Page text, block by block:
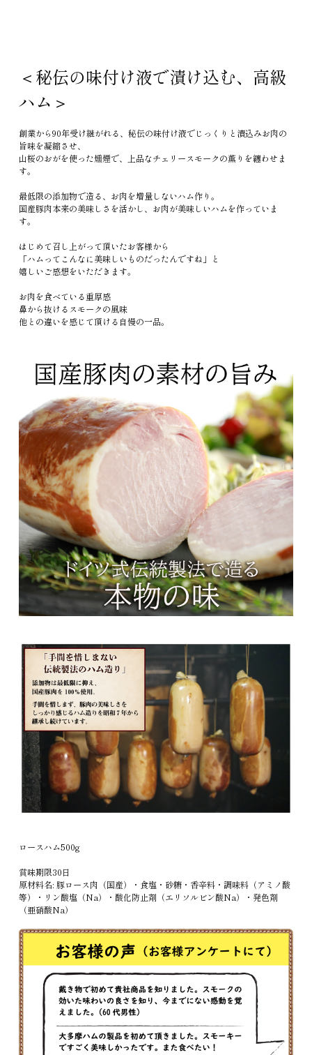
＜秘伝の味付け液で漬け込む、高級
ハム＞
創業から90年受け継がれる、秘伝の味付け液でじっくりと漬込みお肉の
旨味を凝縮させ、
山桜のおがを使った燻煙で、上品なチェリースモークの薫りを纏わせま
す。
最低限の添加物で造る、お肉を増量しないハム作り。
国産豚肉本来の美味しさを活かし、お肉が美味しいハムを作っていま
す。
はじめて召し上がって頂いたお客様から
「ハムってこんなに美味しいものだったんですね」と
嬉しいご感想をいただきます。
お肉を食べている重厚感
鼻から抜けるスモークの風味
他との違いを感じて頂ける自慢の一品。
ロースハム500g
賞味期限30日
原材料名: 豚ロース肉（国産）・食塩・砂糖・香辛料・調味料（アミノ酸
等）・リン酸塩（Na）・酸化防止剤（エリソルビン酸Na）・発色剤
（亜硝酸Na）